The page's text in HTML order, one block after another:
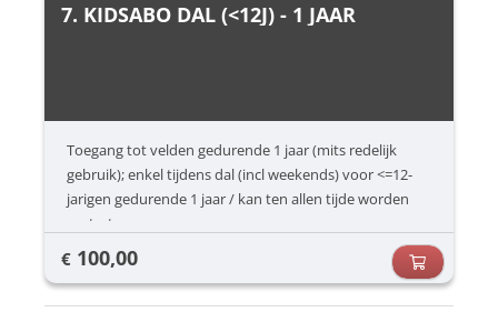
7. KIDSABO DAL (<12J) - 1 JAAR
Toegang tot velden gedurende 1 jaar (mits redelijk
gebruik); enkel tijdens dal (incl weekends) voor <=12-
jarigen gedurende 1 jaar / kan ten allen tijde worden
gestart
€ 100,00